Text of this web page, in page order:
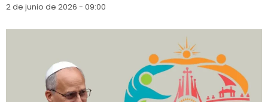
2 de junio de 2026 - 09:00